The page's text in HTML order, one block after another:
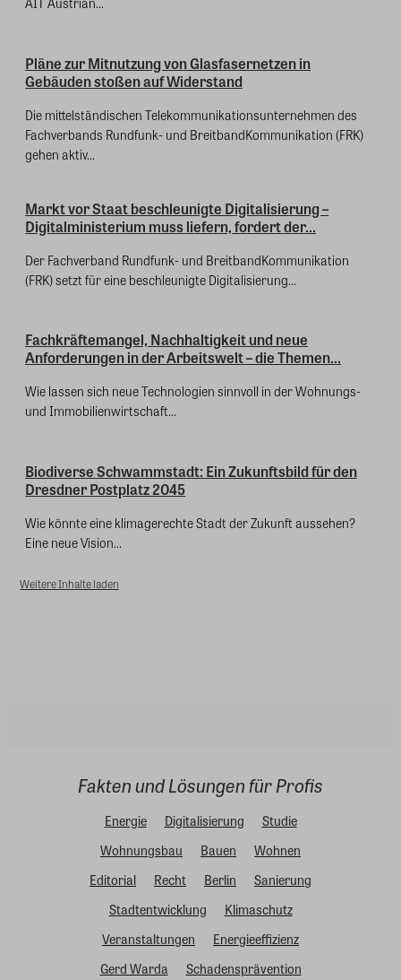
Pläne zur Mitnutzung von Glasfasernetzen in
Gebäuden stoßen auf Widerstand
Die mittelständischen Telekommunikationsunternehmen des
Fachverbands Rundfunk- und BreitbandKommunikation (FRK)
gehen aktiv...
Markt vor Staat beschleunigte Digitalisierung –
Digitalministerium muss liefern, fordert der...
Der Fachverband Rundfunk- und BreitbandKommunikation
(FRK) setzt für eine beschleunigte Digitalisierung...
Fachkräftemangel, Nachhaltigkeit und neue
Anforderungen in der Arbeitswelt – die Themen...
Wie lassen sich neue Technologien sinnvoll in der Wohnungs-
und Immobilienwirtschaft...
Biodiverse Schwammstadt: Ein Zukunftsbild für den
Dresdner Postplatz 2045
Wie könnte eine klimagerechte Stadt der Zukunft aussehen?
Eine neue Vision...
Weitere Inhalte laden
Fakten und Lösungen für Profis
Energie Digitalisierung
Studie
Wohnungsbau
Bauen
Wohnen
Editorial
Recht Berlin
Sanierung
Stadtentwicklung
Klimaschutz
Veranstaltungen
Energieeffizienz
Gerd Warda
Schadensprävention